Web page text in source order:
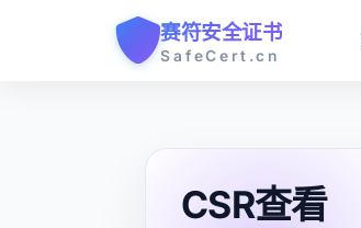
赛符安全证书
SafeCert.cn
CSR查看